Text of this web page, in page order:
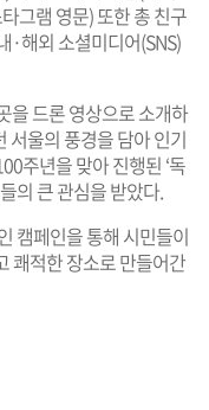
그램 영문) 또한 총 친구
·해외 소셜미디어(SNS)
을 드론 영상으로 소개하
서울의 풍경을 담아 인기
주년을 맞아 진행된 ‘독
의 큰 관심을 받았다.
캠페인을 통해 시민들이
쾌적한 장소로 만들어간